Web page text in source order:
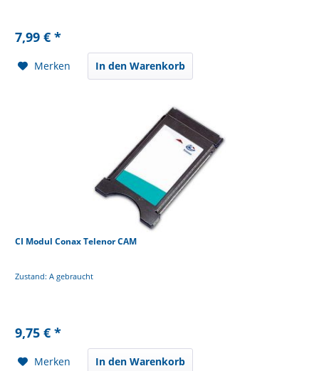
7,99 € *
Merken In den Warenkorb
CI Modul Conax Telenor CAM
Zustand: A gebraucht
9,75 € *
Merken In den Warenkorb